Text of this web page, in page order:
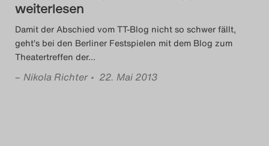
Das Theatertreffen-Blog
2021
Das Theatertreffen-Blog
weiterlesen
Damit der Abschied vom TT-Blog nicht so schwer fällt,
geht’s bei den Berliner Festspielen mit dem Blog zum
Theatertreffen der…
– Nikola Richter • 22. Mai 2013